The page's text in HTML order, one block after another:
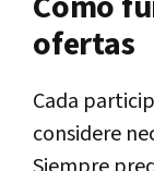
ofertas
Cada
considere